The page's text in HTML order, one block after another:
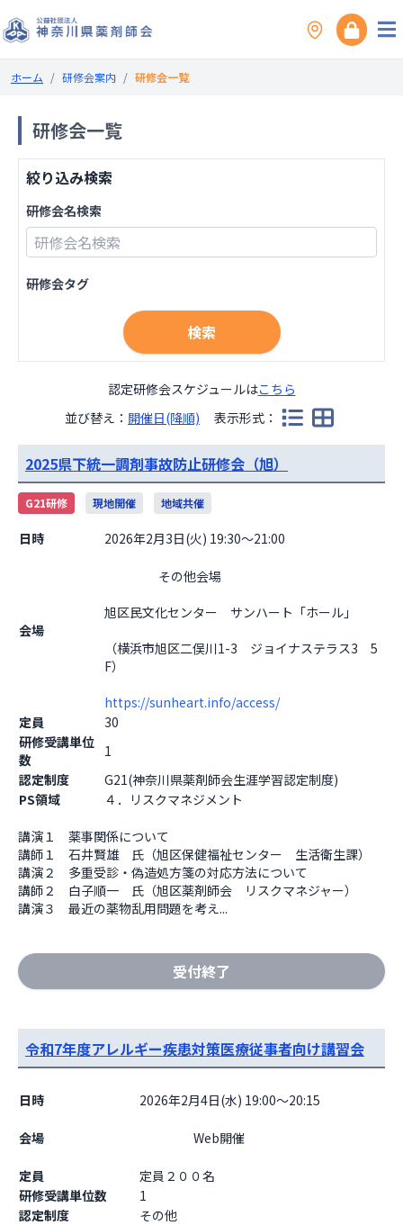
ホーム / 研修会案内 / 研修会一覧
研修会一覧
絞り込み検索
研修会名検索
研修会タグ
検索
認定研修会スケジュールはこちら
並び替え： 開催日(降順) 表示形式：
2025県下統一調剤事故防止研修会（旭）
G21研修 現地開催 地域共催
日時 2026年2月3日(火) 19:30～21:00
会場
旭区民文化センター　サンハート「ホール」
（横浜市旭区二俣川1-3　ジョイナステラス3　5
F）
https://sunheart.info/access/
定員
30
研修受講単位
数
1
認定制度
G21(神奈川県薬剤師会生涯学習認定制度)
PS領域
４．リスクマネジメント
講演１　薬事関係について
講師１　石井賢雄　氏（旭区保健福祉センター　生活衛生課）
講演２　多重受診・偽造処方箋の対応方法について
講師２　白子順一　氏（旭区薬剤師会　リスクマネジャー）
講演３　最近の薬物乱用問題を考え...
受付終了
令和7年度アレルギー疾患対策医療従事者向け講習会
日時 2026年2月4日(水) 19:00～20:15
会場
定員
定員２００名
研修受講単位数
1
認定制度
その他